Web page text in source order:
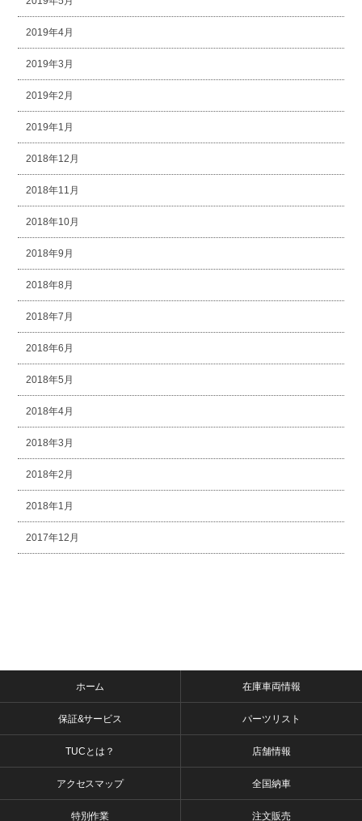
2019年4月
2019年3月
2019年2月
2019年1月
2018年12月
2018年11月
2018年10月
2018年9月
2018年8月
2018年7月
2018年6月
2018年5月
2018年4月
2018年3月
2018年2月
2018年1月
2017年12月
ホーム 在庫車両情報
保証&サービス パーツリスト
TUCとは？ 店舗情報
アクセスマップ 全国納車
特別作業 注文販売